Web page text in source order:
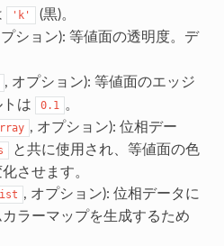
'k' (黒)。
ション): 等値面の透明度。デ
, オプション): 等値面のエッジ
は
0.1 。
, オプション): 位相デー
と共に使用され、等値面の色
させます。
, オプション): 位相データに
ラーマップを生成するため